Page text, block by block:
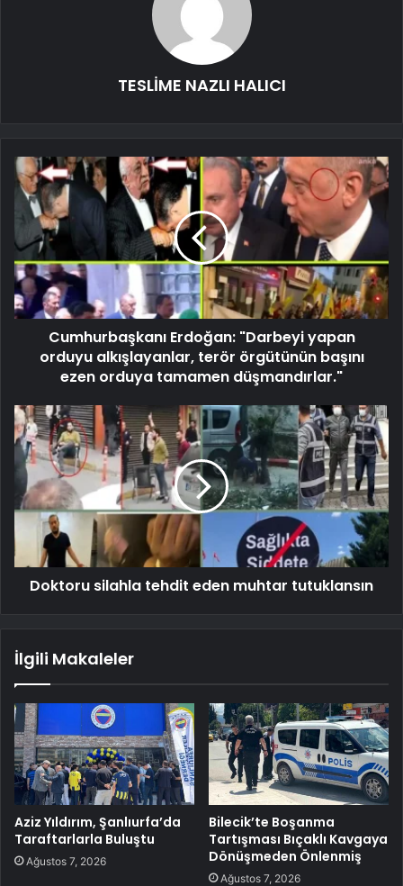
TESLİME NAZLI HALICI
Cumhurbaşkanı Erdoğan: "Darbeyi yapan
orduyu alkışlayanlar, terör örgütünün başını
ezen orduya tamamen düşmandırlar."
Doktoru silahla tehdit eden muhtar tutuklansın
İlgili Makaleler
Aziz Yıldırım, Şanlıurfa’da
Taraftarlarla Buluştu
Ağustos 7, 2026
Bilecik’te Boşanma
Tartışması Bıçaklı Kavgaya
Dönüşmeden Önlenmiş
Ağustos 7, 2026